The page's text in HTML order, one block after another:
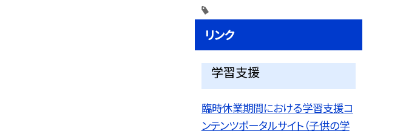
リンク
学習支援
臨時休業期間における学習支援コ
ンテンツポータルサイト（子供の学